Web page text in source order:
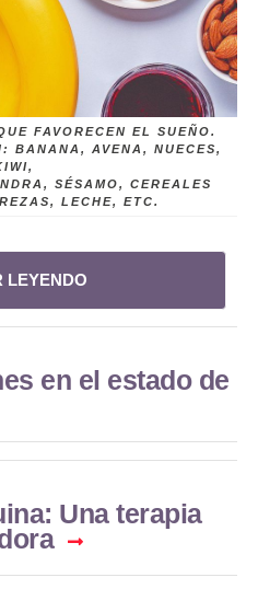
FAVORECEN EL SUEÑO.
BANANA, AVENA, NUECES,
SÉSAMO, CEREALES
LECHE, ETC.
LEYENDO
en el estado de
Una terapia